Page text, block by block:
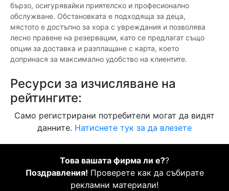
бързо, осигурявайки приятелско и професионално
обслужване. Обстановката е подходяща за деца,
мястото е достъпно за хора с увреждания и позволява
лесно правене на резервации, като се предлагат също
опции за доставка и разплащане с карта, което
допринася за максимално удобство на клиентите.
Ресурси за изчисляване на
рейтингите:
Само регистрирани потребители могат да видят
данните. Натиснете тук за да влезете
Това вашата фирма ли е??
Поздравления! Проверете как да събирате
рекламни материали!